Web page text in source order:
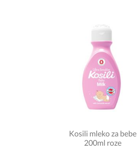
Kosili mleko za bebe
200ml roze